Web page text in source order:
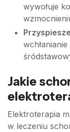
wywołuje
Jakie
Elektroterapia
w leczeniu